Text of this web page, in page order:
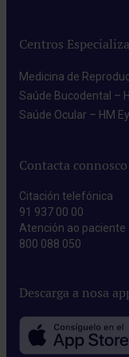
Centros
Medicina de
Saúde Bucodental –
Saúde Ocular – HM
Contacta connosco
Citación telefónica
91 937 00 00
Atención ao paciente
800 088 050
Descarga a nosa